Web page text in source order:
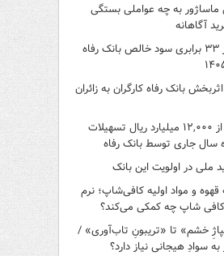
به چه عواملی بستگی
آگاهانه
جهش بیش از ۳۳ برابری سود خالص بانک رفاه
بانک رفاه کارگران به زائران
پرداخت بیش از ۱۲,۰۰۰ میلیارد ریال تسهیلات
سال جاری توسط بانک رفاه
ملی در اولویت این بانک
و مواد اولیه کافی‌شاپ؛ نرم
کافی شاپ چه کمکی می‌کند؟
خشم» تا «تریبونِ تاب‌آوری» /
سوادِ هیجانی نیاز دارد؟